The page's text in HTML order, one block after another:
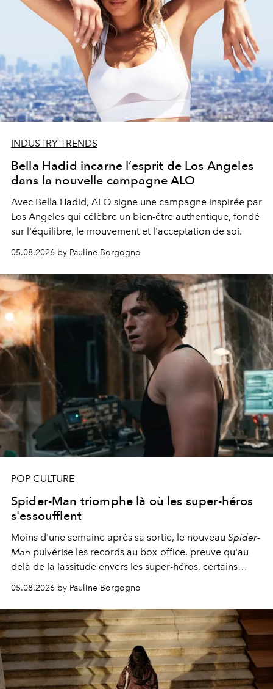
INDUSTRY TRENDS
Bella Hadid incarne l’esprit de Los Angeles
dans la nouvelle campagne ALO
Avec Bella Hadid, ALO signe une campagne inspirée par
Los Angeles qui célèbre un bien-être authentique, fondé
sur l'équilibre, le mouvement et l'acceptation de soi.
05.08.2026 by Pauline Borgogno
POP CULTURE
Spider-Man triomphe là où les super-héros
s'essoufflent
Moins d'une semaine après sa sortie, le nouveau Spider-
Man pulvérise les records au box-office, preuve qu'au-
delà de la lassitude envers les super-héros, certains
personnages continuent de susciter une ferveur intacte.
05.08.2026 by Pauline Borgogno